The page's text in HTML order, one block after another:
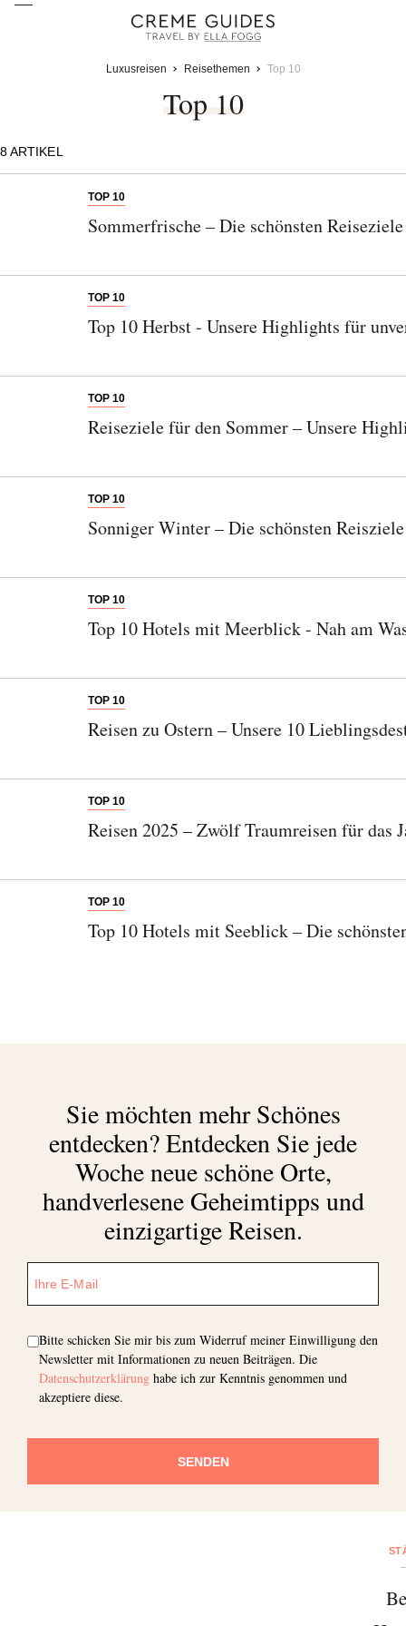
Luxusreisen Reisethemen Top 10
Top 10
8ARTIKEL
TOP 10
Sommerfrische – Die schönsten
TOP 10
Top 10 Herbst - Unsere Highlights für
TOP 10
Reiseziele für den Sommer – Unsere
TOP 10
Sonniger Winter – Die schönsten
TOP 10
Top 10 Hotels mit Meerblick - Nah am
TOP 10
Reisen zu Ostern – Unsere 10
TOP 10
Reisen 2025 – Zwölf Traumreisen für das
TOP 10
Top 10 Hotels mit Seeblick – Die
Sie möchten mehr Schönes
entdecken?Entdecken Sie jede
Woche neue schöne Orte,
handverlesene Geheimtipps und
einzigartige Reisen.
Bitte schicken Sie mir bis zum Widerruf meiner Einwilligung den
Newsletter mit Informationen zu neuen Beiträgen. Die
Datenschutzerklärung habe ich zur Kenntnis genommen und
akzeptiere diese.
SENDEN
Abonnieren Sie unseren Newsletter